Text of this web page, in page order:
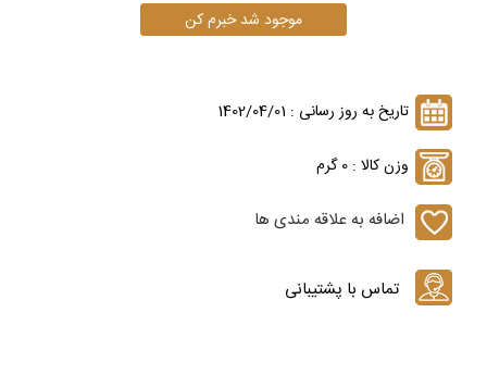
تاریخ به روز رسانی : 1402/04/01
وزن کالا : 0 گرم
اضافه به علاقه مندی ها